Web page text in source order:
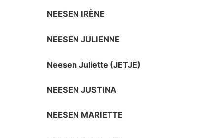
NEESEN IRÈNE
NEESEN JULIENNE
Neesen Juliette (JETJE)
NEESEN JUSTINA
NEESEN MARIETTE